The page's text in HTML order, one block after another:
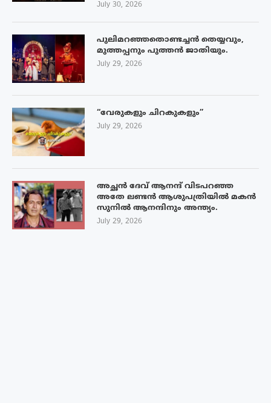
July 30, 2026
പുലിമറഞ്ഞതൊണ്ടച്ചൻ തെയ്യവും,
മുത്തപ്പനും പുത്തൻ ജാതിയും.
July 29, 2026
“വേരുകളും ചിറകുകളും”
July 29, 2026
അച്ഛൻ ദേവ് ആനന്ദ് വിടപറഞ്ഞ
അതേ ലണ്ടൻ ആശുപത്രിയിൽ മകൻ
സുനിൽ ആനന്ദിനും അന്ത്യം.
July 29, 2026